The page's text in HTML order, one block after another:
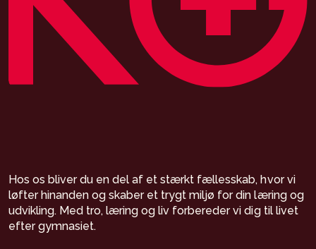
Hos os bliver du en del af et stærkt fællesskab, hvor vi
løfter hinanden og skaber et trygt miljø for din læring og
udvikling. Med tro, læring og liv forbereder vi dig til livet
efter gymnasiet.